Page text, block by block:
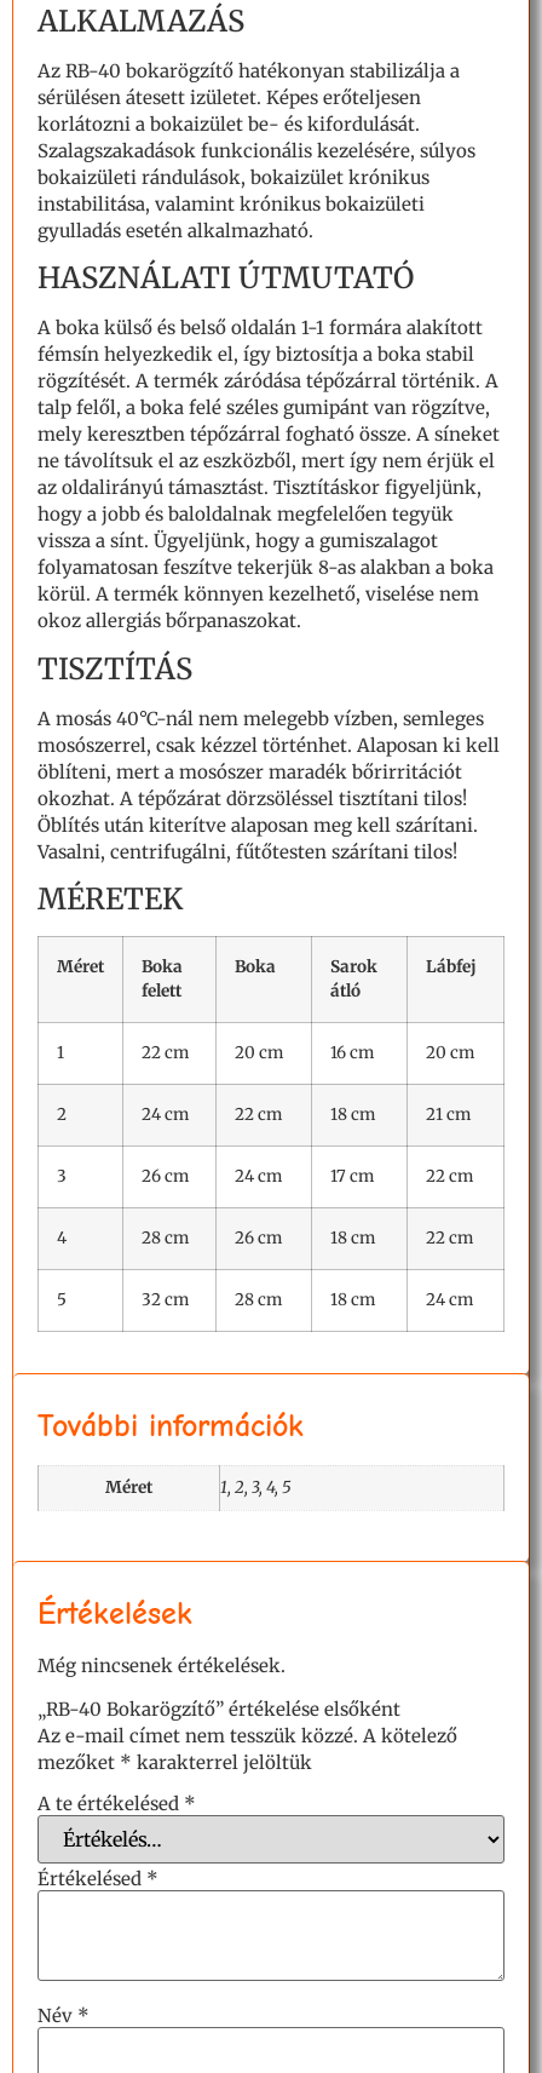
ALKALMAZÁS
Az RB-40 bokarögzítő hatékonyan stabilizálja a
sérülésen átesett izületet. Képes erőteljesen
korlátozni a bokaizület be- és kifordulását.
Szalagszakadások funkcionális kezelésére, súlyos
bokaizületi rándulások, bokaizület krónikus
instabilitása, valamint krónikus bokaizületi
gyulladás esetén alkalmazható.
HASZNÁLATI ÚTMUTATÓ
A boka külső és belső oldalán 1-1 formára alakított
fémsín helyezkedik el, így biztosítja a boka stabil
rögzítését. A termék záródása tépőzárral történik. A
talp felől, a boka felé széles gumipánt van rögzítve,
mely keresztben tépőzárral fogható össze. A síneket
ne távolítsuk el az eszközből, mert így nem érjük el
az oldalirányú támasztást. Tisztításkor figyeljünk,
hogy a jobb és baloldalnak megfelelően tegyük
vissza a sínt. Ügyeljünk, hogy a gumiszalagot
folyamatosan feszítve tekerjük 8-as alakban a boka
körül. A termék könnyen kezelhető, viselése nem
okoz allergiás bőrpanaszokat.
TISZTÍTÁS
A mosás 40°C-nál nem melegebb vízben, semleges
mosószerrel, csak kézzel történhet. Alaposan ki kell
öblíteni, mert a mosószer maradék bőrirritációt
okozhat. A tépőzárat dörzsöléssel tisztítani tilos!
Öblítés után kiterítve alaposan meg kell szárítani.
Vasalni, centrifugálni, fűtőtesten szárítani tilos!
MÉRETEK
Méret
Boka
felett
Boka
Sarok
átló
Lábfej
1 22 cm 20 cm 16 cm 20 cm
2 24 cm 22 cm 18 cm 21 cm
3 26 cm 24 cm 17 cm 22 cm
4 28 cm 26 cm 18 cm 22 cm
5 32 cm 28 cm 18 cm 24 cm
További információk
Méret 1, 2, 3, 4, 5
Értékelések
Még nincsenek értékelések.
„RB-40 Bokarögzítő” értékelése elsőként
Az e-mail címet nem tesszük közzé. A kötelező
mezőket * karakterrel jelöltük
A te értékelésed *
Értékelésed *
Név *